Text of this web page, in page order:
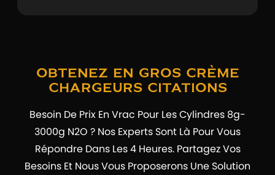
Obtenez En Gros Crème
Chargeurs Citations
Besoin De Prix En Vrac Pour Les Cylindres 8g-
3000g N2O ? Nos Experts Sont Là Pour Vous
Répondre Dans Les 4 Heures. Partagez Vos
Besoins Et Nous Vous Proposerons Une Solution